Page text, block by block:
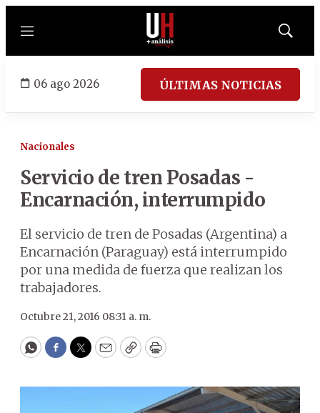
Menú
Mostrar
06 ago 2026 ÚLTIMAS NOTICIAS
Nacionales
Servicio de tren Posadas -
Encarnación, interrumpido
El servicio de tren de Posadas (Argentina) a
Encarnación (Paraguay) está interrumpido
por una medida de fuerza que realizan los
trabajadores.
Octubre 21, 2016 08:31 a. m.
WhatsApp
Facebook
Twitter
EmailCopyPrint